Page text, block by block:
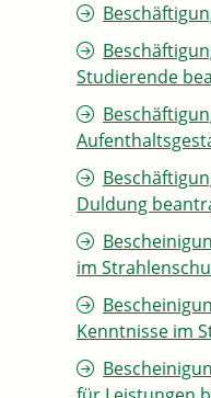
Studierende
Duldung
im
Kenntnisse im